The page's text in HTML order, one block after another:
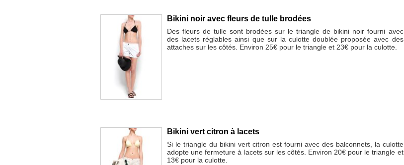
Bikini noir avec fleurs de tulle brodées
Des fleurs de tulle sont brodées sur le triangle de bikini noir fourni avec
des lacets réglables ainsi que sur la culotte doublée proposée avec des
attaches sur les côtés. Environ 25€ pour le triangle et 23€ pour la culotte.
Bikini vert citron à lacets
Si le triangle du bikini vert citron est fourni avec des balconnets, la culotte
adopte une fermeture à lacets sur les côtés. Environ 20€ pour le triangle et
13€ pour la culotte.